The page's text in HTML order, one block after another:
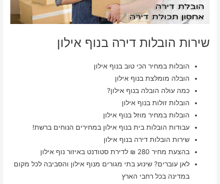
שירות הובלות דירה בנוף אילון
הובלות במחיר הכי טוב בנוף אילון
הובלה מומלצת בנוף אילון
כמה עולה הובלה בנוף אילון?
הובלות זולות בנוף אילון
הובלות במחיר מוזל בנוף אילון
עבודות הובלות בית בנוף אילון במחירים הנוחים ברשת!
שירות הובלות דירה בנוף אילון
בהצעת מחיר 280 ₪ לדירת סטודנט באיזור נוף אילון
לאן עוברים? שינוע בתי מגורים מנוף אילון והסביבה לכל מקום
במדינה בכל רחבי הארץ